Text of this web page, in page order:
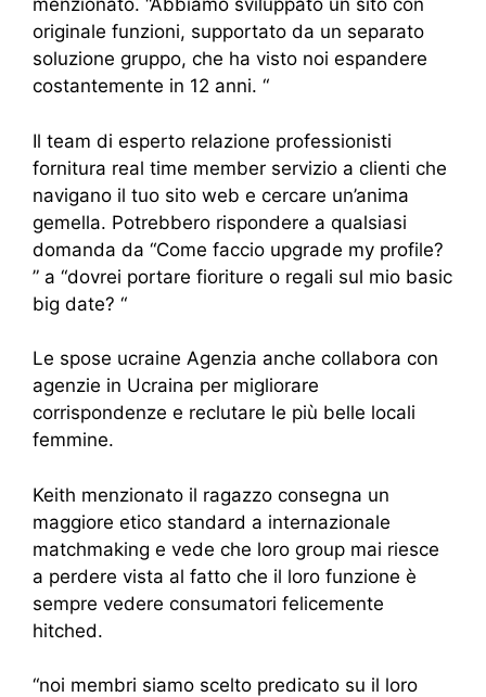
menzionato. “Abbiamo sviluppato un sito con
originale funzioni, supportato da un separato
soluzione gruppo, che ha visto noi espandere
costantemente in 12 anni. “
Il team di esperto relazione professionisti
fornitura real time member servizio a clienti che
navigano il tuo sito web e cercare un’anima
gemella. Potrebbero rispondere a qualsiasi
domanda da “Come faccio upgrade my profile?
” a “dovrei portare fioriture o regali sul mio basic
big date? “
Le spose ucraine Agenzia anche collabora con
agenzie in Ucraina per migliorare
corrispondenze e reclutare le più belle locali
femmine.
Keith menzionato il ragazzo consegna un
maggiore etico standard a internazionale
matchmaking e vede che loro group mai riesce
a perdere vista al fatto che il loro funzione è
sempre vedere consumatori felicemente
hitched.
“noi membri siamo scelto predicato su il loro